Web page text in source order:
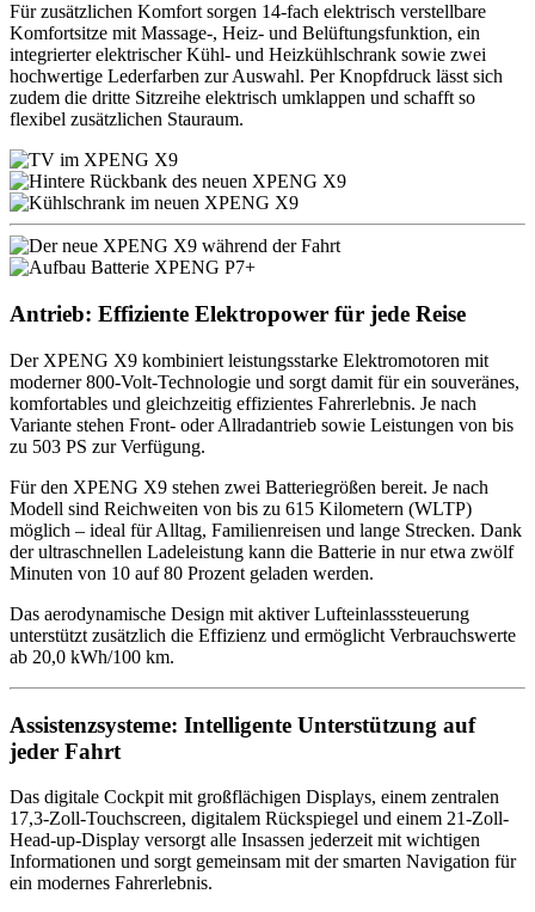
Für zusätzlichen Komfort sorgen 14-fach elektrisch verstellbare
Komfortsitze mit Massage-, Heiz- und Belüftungsfunktion, ein
integrierter elektrischer Kühl- und Heizkühlschrank sowie zwei
hochwertige Lederfarben zur Auswahl. Per Knopfdruck lässt sich
zudem die dritte Sitzreihe elektrisch umklappen und schafft so
flexibel zusätzlichen Stauraum.
Antrieb: Effiziente Elektropower für jede Reise
Der XPENG X9 kombiniert leistungsstarke Elektromotoren mit
moderner 800-Volt-Technologie und sorgt damit für ein souveränes,
komfortables und gleichzeitig effizientes Fahrerlebnis. Je nach
Variante stehen Front- oder Allradantrieb sowie Leistungen von bis
zu 503 PS zur Verfügung.
Für den XPENG X9 stehen zwei Batteriegrößen bereit. Je nach
Modell sind Reichweiten von bis zu 615 Kilometern (WLTP)
möglich – ideal für Alltag, Familienreisen und lange Strecken. Dank
der ultraschnellen Ladeleistung kann die Batterie in nur etwa zwölf
Minuten von 10 auf 80 Prozent geladen werden.
Das aerodynamische Design mit aktiver Lufteinlasssteuerung
unterstützt zusätzlich die Effizienz und ermöglicht Verbrauchswerte
ab 20,0 kWh/100 km.
Assistenzsysteme: Intelligente Unterstützung auf
jeder Fahrt
Das digitale Cockpit mit großflächigen Displays, einem zentralen
17,3-Zoll-Touchscreen, digitalem Rückspiegel und einem 21-Zoll-
Head-up-Display versorgt alle Insassen jederzeit mit wichtigen
Informationen und sorgt gemeinsam mit der smarten Navigation für
ein modernes Fahrerlebnis.